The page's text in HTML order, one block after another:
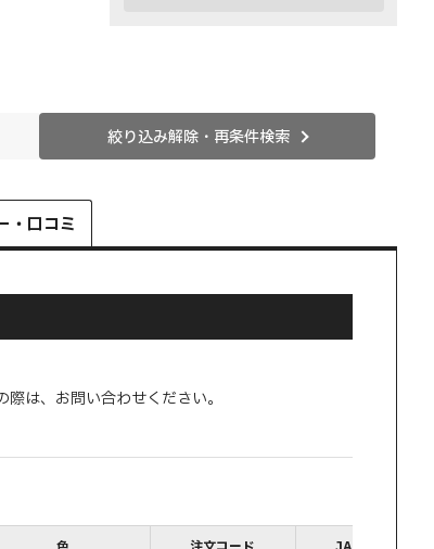
絞り込み解除・再条件検索
・口コミ
は、お問い合わせください。